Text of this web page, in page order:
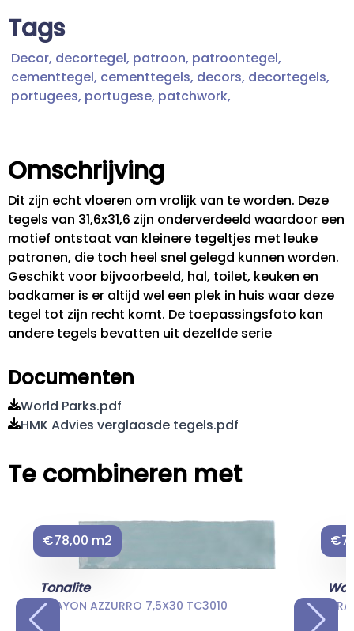
Tags
Decor, decortegel, patroon, patroontegel,
cementtegel, cementtegels, decors, decortegels,
portugees, portugese, patchwork,
Omschrijving
Dit zijn echt vloeren om vrolijk van te worden. Deze
tegels van 31,6x31,6 zijn onderverdeeld waardoor een
motief ontstaat van kleinere tegeltjes met leuke
patronen, die toch heel snel gelegd kunnen worden.
Geschikt voor bijvoorbeeld, hal, toilet, keuken en
badkamer is er altijd wel een plek in huis waar deze
tegel tot zijn recht komt. De toepassingsfoto kan
andere tegels bevatten uit dezelfde serie
Documenten
World Parks.pdf
HMK Advies verglaasde tegels.pdf
Te combineren met
€78,00 m2
Tonalite
CRAYON AZZURRO 7,5X30 TC3010